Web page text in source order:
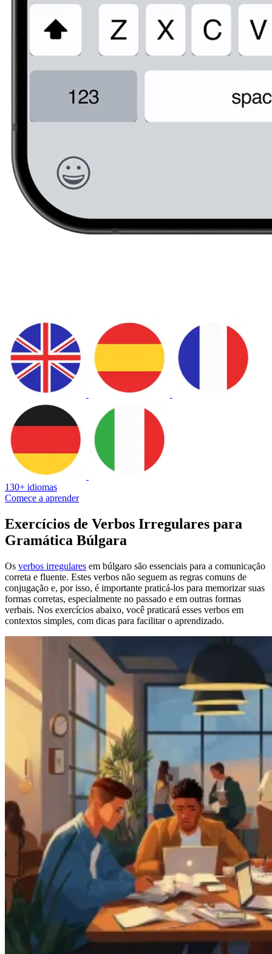
130+ idiomas
Comece a aprender
Exercícios de Verbos Irregulares para
Gramática Búlgara
Os verbos irregulares em búlgaro são essenciais para a comunicação
correta e fluente. Estes verbos não seguem as regras comuns de
conjugação e, por isso, é importante praticá-los para memorizar suas
formas corretas, especialmente no passado e em outras formas
verbais. Nos exercícios abaixo, você praticará esses verbos em
contextos simples, com dicas para facilitar o aprendizado.